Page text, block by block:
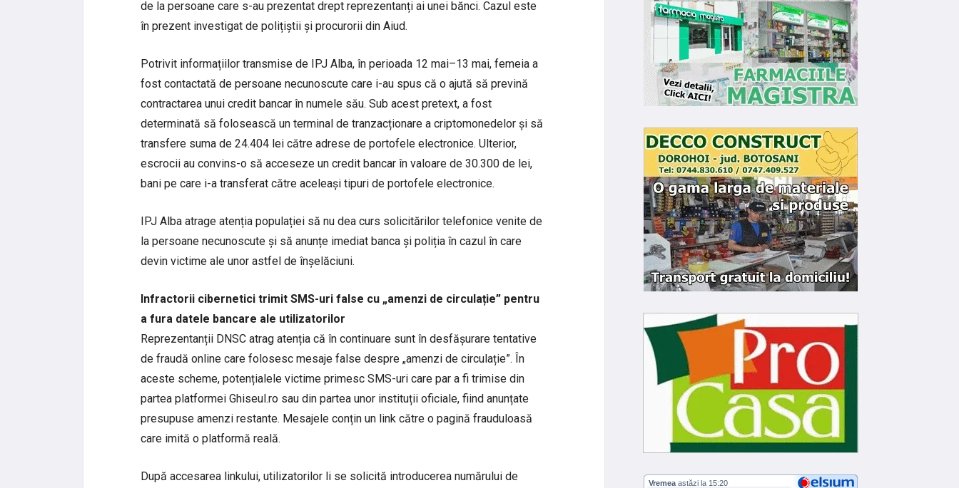
de la persoane care s-au prezentat drept reprezentanți ai unei bănci. Cazul este
în prezent investigat de polițiștii și procurorii din Aiud.
Potrivit informațiilor transmise de IPJ Alba, în perioada 12 mai–13 mai, femeia a
fost contactată de persoane necunoscute care i-au spus că o ajută să prevină
contractarea unui credit bancar în numele său. Sub acest pretext, a fost
determinată să folosească un terminal de tranzacționare a criptomonedelor și să
transfere suma de 24.404 lei către adrese de portofele electronice. Ulterior,
escrocii au convins-o să acceseze un credit bancar în valoare de 30.300 de lei,
bani pe care i-a transferat către aceleași tipuri de portofele electronice.
IPJ Alba atrage atenția populației să nu dea curs solicitărilor telefonice venite de
la persoane necunoscute și să anunțe imediat banca și poliția în cazul în care
devin victime ale unor astfel de înșelăciuni.
Infractorii cibernetici trimit SMS-uri false cu „amenzi de circulație” pentru
a fura datele bancare ale utilizatorilor
Reprezentanții DNSC atrag atenția că în continuare sunt în desfășurare tentative
de fraudă online care folosesc mesaje false despre „amenzi de circulație”. În
aceste scheme, potențialele victime primesc SMS-uri care par a fi trimise din
partea platformei Ghiseul.ro sau din partea unor instituții oficiale, fiind anunțate
presupuse amenzi restante. Mesajele conțin un link către o pagină frauduloasă
care imită o platformă reală.
După accesarea linkului, utilizatorilor li se solicită introducerea numărului de
Vremea astăzi la 15:20